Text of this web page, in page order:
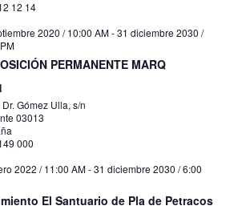
12 14
2020 / 10:00 AM-31 diciembre 2030 /
PERMANENTE MARQ
Dr. Gómez Ulla, s/n
03013
000
2022 / 11:00 AM-31 diciembre 2030 / 6:00
El Santuario de Pla de Petracos